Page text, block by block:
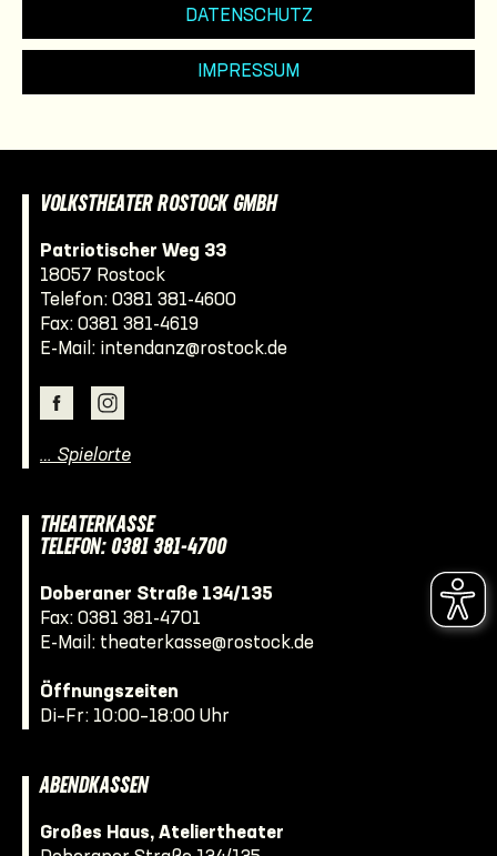
DATENSCHUTZ
IMPRESSUM
VOLKSTHEATER ROSTOCK GMBH
Patriotischer Weg 33
18057 Rostock
Telefon: 0381 381-4600
Fax: 0381 381-4619
E-Mail: intendanz@rostock.de
… Spielorte
THEATERKASSE
TELEFON: 0381 381-4700
Doberaner Straße 134/135
Fax: 0381 381-4701
E-Mail: theaterkasse@rostock.de
Öffnungszeiten
Di–Fr: 10:00–18:00 Uhr
ABENDKASSEN
Großes Haus, Ateliertheater